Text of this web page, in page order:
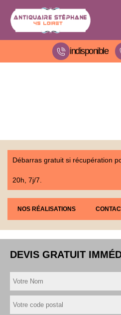
indisponible
Débarras gratuit si récupération
20h, 7j/7.
NOS RÉALISATIONS
DEVIS GRATUIT